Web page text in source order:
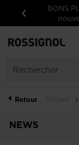
Précédent
BONS
Retour Accueil
NEWS